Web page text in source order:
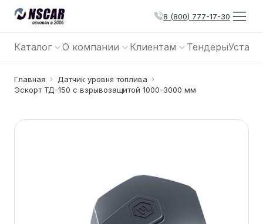
8 (800) 777-17-30
Каталог О компании Клиентам Тендеры
Главная
Датчик уровня топлива
Эскорт ТД-150 с взрывозащитой 1000-3000 мм